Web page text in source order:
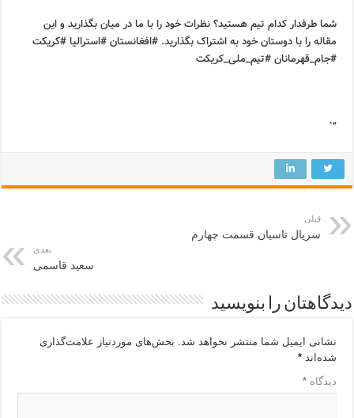
شما طرفدار کدام تیم هستید؟ نظرات خود را با ما در میان بگذارید و این
مقاله را با دوستان خود به اشتراک بگذارید. #افغانستان #استرالیا #کریکت
#جام_قهرمانان #تیم_ملی_کریکت
“`
قبلی
سریال تاسیان قسمت چهارم
بعدی
سعید قاسمی
دیدگاهتان را بنویسید
نشانی ایمیل شما منتشر نخواهد شد.
بخش‌های موردنیاز علامت‌گذاری
شده‌اند*
دیدگاه*